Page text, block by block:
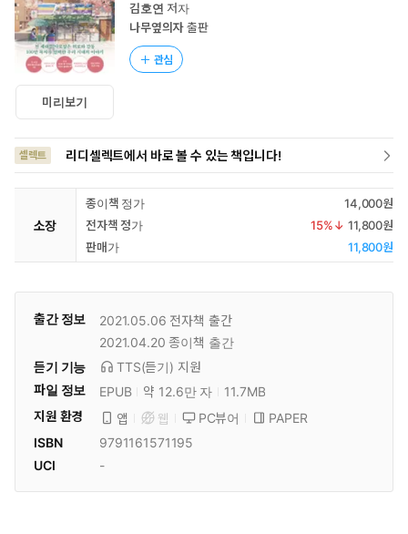
미리보기
김호연 저자
나무옆의자출판
관심
셀렉트 리디셀렉트에서 바로 볼 수 있는 책입니다!
소장
종이책 정가
14,000원
전자책 정가
15%↓ 11,800원
판매가
11,800원
출간 정보 2021.05.06 전자책 출간
2021.04.20 종이책 출간
듣기 기능
TTS(듣기) 지원
파일 정보
EPUB 약 12.6만 자
11.7MB
지원 환경
앱 웹 PC뷰어
PAPER
ISBN
9791161571195
UCI
-